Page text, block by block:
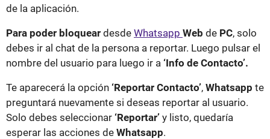
de la aplicación.
Para poder bloquear desde Whatsapp Web de PC, solo
debes ir al chat de la persona a reportar. Luego pulsar el
nombre del usuario para luego ir a ‘Info de Contacto’.
Te aparecerá la opción ‘Reportar Contacto’, Whatsapp te
preguntará nuevamente si deseas reportar al usuario.
Solo debes seleccionar ‘Reportar’ y listo, quedaría
esperar las acciones de Whatsapp.